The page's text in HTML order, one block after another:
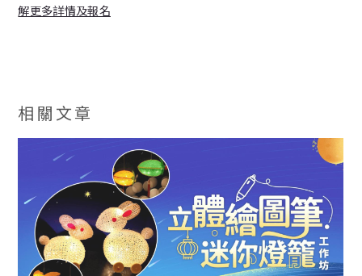
解更多詳情及報名
相關文章